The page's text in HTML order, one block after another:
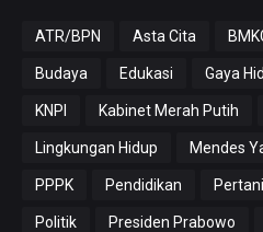
ATR/BPN Asta Cita
Budaya Edukasi Gaya
KNPI Kabinet Merah Putih
Lingkungan Hidup Mendes
PPPK Pendidikan
Politik Presiden Prabowo